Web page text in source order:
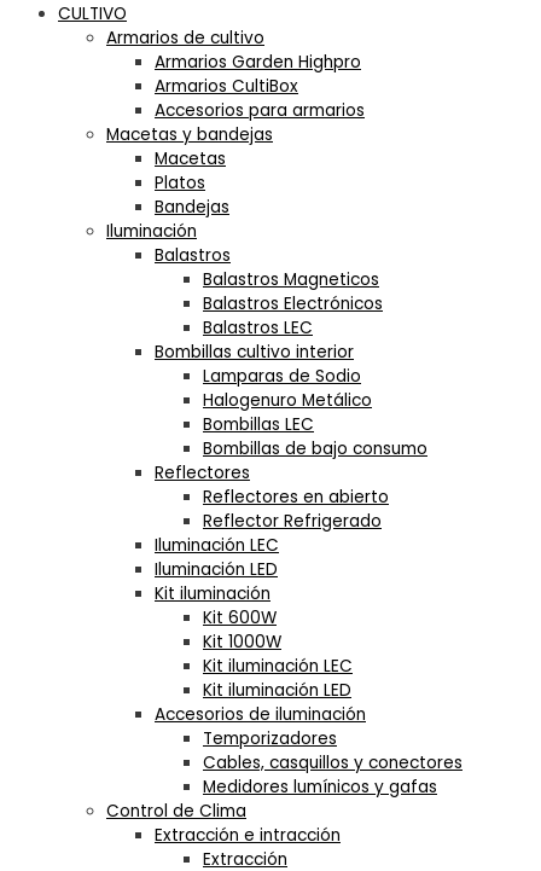
CULTIVO
Armarios de cultivo
Armarios Garden Highpro
Armarios CultiBox
Accesorios para armarios
Macetas y bandejas
Macetas
Platos
Bandejas
Iluminación
Balastros
Balastros Magneticos
Balastros Electrónicos
Balastros LEC
Bombillas cultivo interior
Lamparas de Sodio
Halogenuro Metálico
Bombillas LEC
Bombillas de bajo consumo
Reflectores
Reflectores en abierto
Reflector Refrigerado
Iluminación LEC
Iluminación LED
Kit iluminación
Kit 600W
Kit 1000W
Kit iluminación LEC
Kit iluminación LED
Accesorios de iluminación
Temporizadores
Cables, casquillos y conectores
Medidores lumínicos y gafas
Control de Clima
Extracción e intracción
Extracción